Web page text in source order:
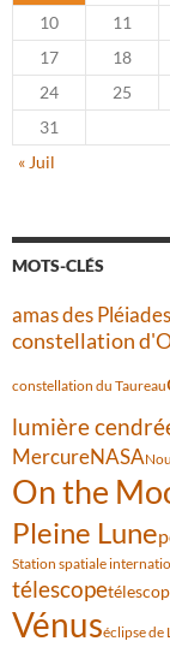
10
11
17
18
24
25
31
« Juil
MOTS-CLÉS
amas des Pléiades
constellation
constellation du Taureau
lumière
MercureNASA
On the
Pleine Lune
Station spatiale
télescope
Vénuséclipse de